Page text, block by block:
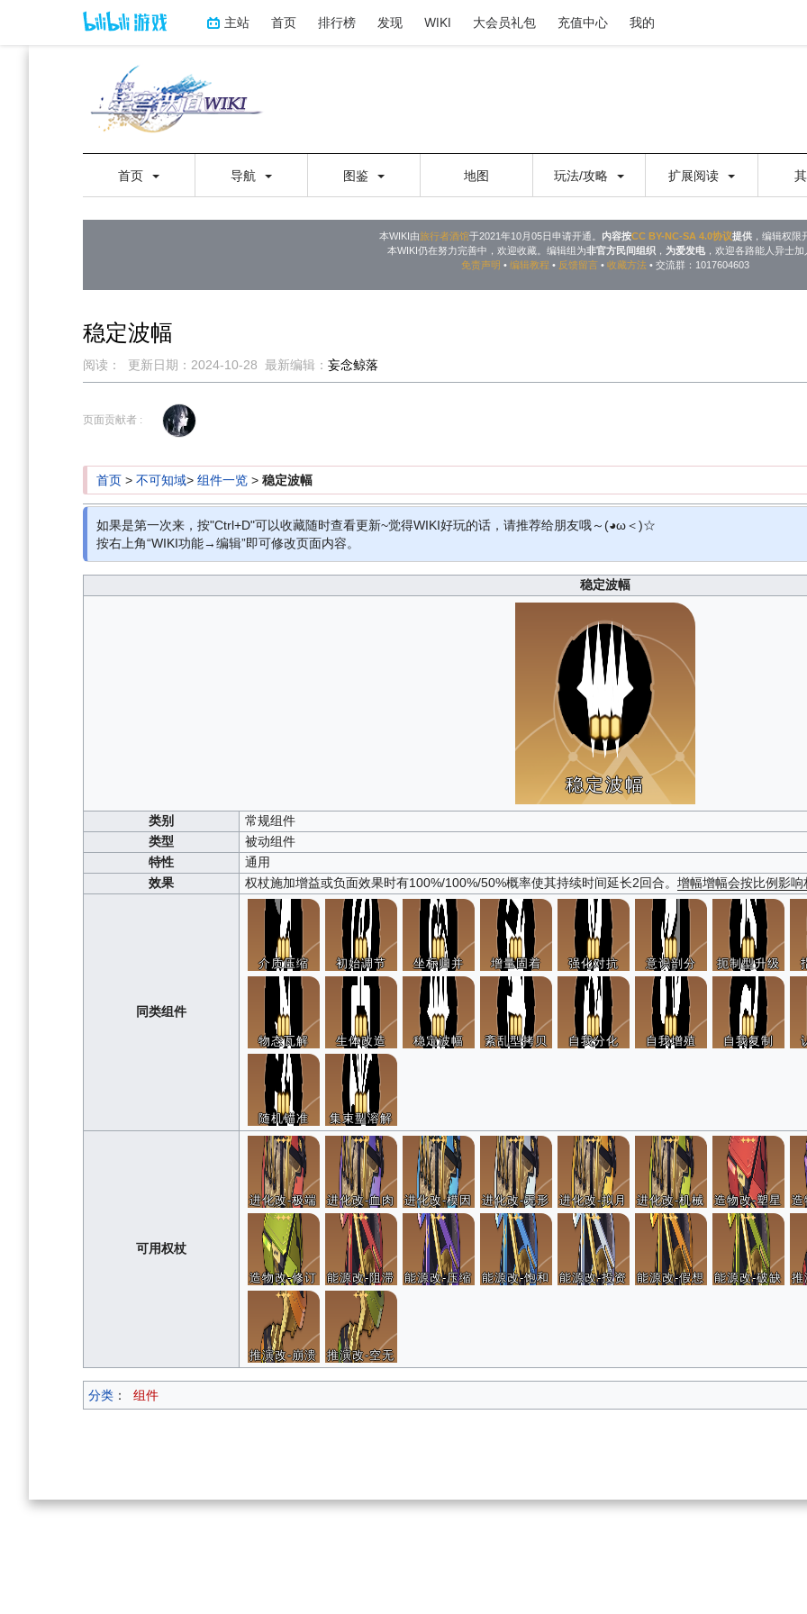
主站 首页 排行榜 发现 WIKI 大会员礼包 充值中心 我的
首页 导航 图鉴 地图 玩法/攻略 扩展阅读
本WIKI由旅行者酒馆于2021年10月05日申请开通。 内容按CC BY-NC-SA 4.0协议提供 ，编辑权限
本WIKI仍在努力完善中，欢迎收藏。编辑组为非官方民间组织， 为爱发电，欢迎各路能人异士加
免责声明 • 编辑教程 • 反馈留言 • 收藏方法 • 交流群：1017604603
稳定波幅
阅读： 更新日期： 2024-10-28 最新编辑： 妄念鲸落
到
到
页面贡献者 :
首页 > 不可知域> 组件一览 > 稳定波幅
如果是第一次来，按"Ctrl+D"可以收藏随时查看更新~觉得WIKI好玩的话，请推荐给朋友哦～(◕ω＜)☆
按右上角“WIKI功能→编辑”即可修改页面内容。
稳定波幅
稳定波幅
类别
常规组件
类型
被动组件
特性
通用
效果
权杖施加增益或负面效果时有100%/100%/50%概率使其持续时间延长2回合。 增幅增幅会按比例影响
同类组件
介质压缩 初始调节 坐标归并 增量固着 强化对抗 意识剖分 扼制型升级
物态瓦解 生体改造 稳定波幅 紊乱型拷贝 自我分化 自我增殖 自我复制
随机锚准 集束型溶解
可用权杖
进化改-极端 进化改-血肉 进化改-模因 进化改-无形 进化改-拟月 进化改-机械 造物改-塑星 造
造物改-修订 能源改-阻滞 能源改-压缩 能源改-饱和 能源改-投资 能源改-假想 能源改-破缺 推
推演改-崩溃 推演改-空无
分类 ： 组件